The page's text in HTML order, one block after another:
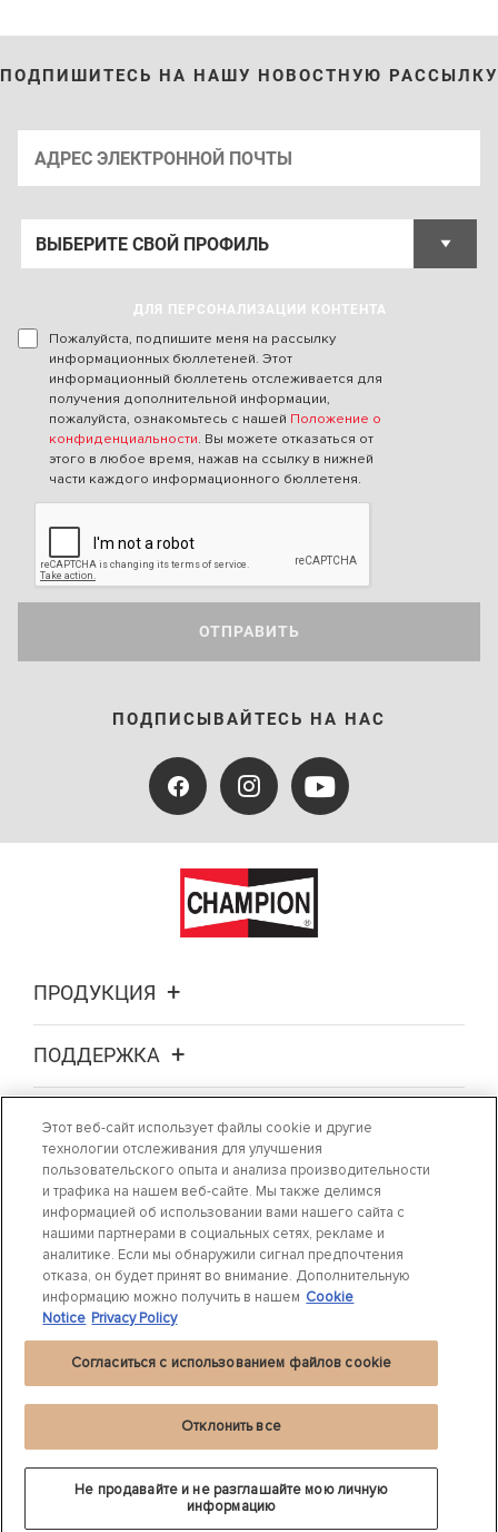
ПОДПИШИТЕСЬ НА НАШУ НОВОСТНУЮ РАССЫЛКУ
ДЛЯ ПЕРСОНАЛИЗАЦИИ КОНТЕНТА
Пожалуйста, подпишите меня на рассылку
информационных бюллетеней. Этот
информационный бюллетень отслеживается для
получения дополнительной информации,
пожалуйста, ознакомьтесь с нашей Положение о
конфиденциальности. Вы можете отказаться от
этого в любое время, нажав на ссылку в нижней
части каждого информационного бюллетеня.
ОТПРАВИТЬ
ПОДПИСЫВАЙТЕСЬ НА НАС
ПРОДУКЦИЯ
ПОДДЕРЖКА
О НАС
ГДЕ КУПИТЬ
СВЯЖИТЕСЬ С НАМИ
2024 DRiV Automotive Inc. или одна из дочерних компаний в одной и
более странах.Beru®является зарегистрированной торговой маркой
BorgWarner.
ООО «Федерал-Могул ВиСиЭс»
Адрес: 125445, Москва, ул. Смольная 24Д
Этот веб-сайт использует файлы cookie и другие
технологии отслеживания для улучшения
пользовательского опыта и анализа производительности
и трафика на нашем веб-сайте. Мы также делимся
информацией об использовании вами нашего сайта с
нашими партнерами в социальных сетях, рекламе и
аналитике. Если мы обнаружили сигнал предпочтения
отказа, он будет принят во внимание. Дополнительную
информацию можно получить в нашем Cookie
Notice Privacy Policy
Не продавайте и не разглашайте мою личную
информацию
Отклонить все
Согласиться с использованием файлов cookie